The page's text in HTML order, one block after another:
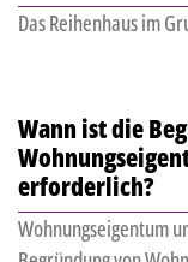
Das Reihenhaus im
Wann ist die
erforderlich?
Wohnungseigentum